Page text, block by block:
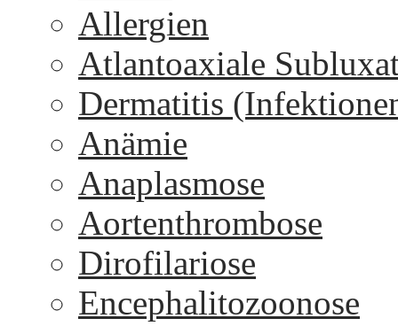
Allergien
Atlantoaxiale
Dermatitis
Anämie
Anaplasmose
Aortenthrombose
Dirofilariose
Encephalitozoonose